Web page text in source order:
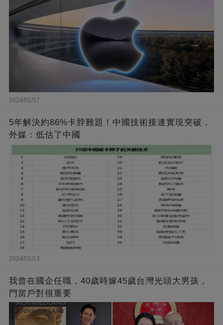
2024/02/17
5年解決約86%卡脖難題！中國技術接連實現突破，
外媒：低估了中國
2024/02/13
我曾在國企任職，40歲時嫁45歲台灣光頭大男孩，
門當戶對很重要